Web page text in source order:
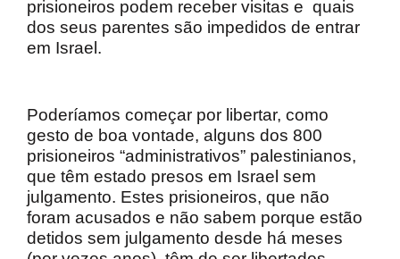
prisioneiros podem receber visitas e quais
dos seus parentes são impedidos de entrar
em Israel.
Poderíamos começar por libertar, como
gesto de boa vontade, alguns dos 800
prisioneiros “administrativos” palestinianos,
que têm estado presos em Israel sem
julgamento. Estes prisioneiros, que não
foram acusados e não sabem porque estão
detidos sem julgamento desde há meses